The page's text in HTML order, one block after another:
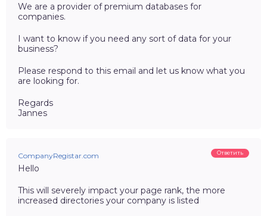
We are a provider of premium databases for
companies.
I want to know if you need any sort of data for your
business?
Please respond to this email and let us know what you
are looking for.
Regards
Jannes
CompanyRegistar.com Ответить
Hello
This will severely impact your page rank, the more
increased directories your company is listed